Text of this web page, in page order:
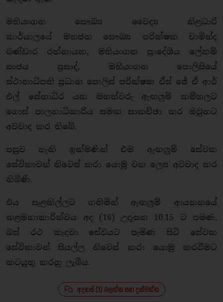
මහියංගන සෞඛ්‍ය වෛද්‍ය නිළධාරි
කාර්යාලයේ මහජන සෞඛ්‍ය පරික්ෂක චාමින්ද
බණ්ඩාර රත්නායක, මහියංගන ප්‍රාදේශීය ලේකම්
සංජය ප්‍රසාද්, මහියංගන පොලිසියේ
ස්ථානාධිපති ප්‍රධාන පොලිස් පරික්ෂක ඒස් ජේ ඒ ආර්
එල් සේනාධිර යන මහත්වරු ඇඟලුම් කම්හලට
ගොස් පාලනාධිකාරිය සමඟ සාකච්ඡා කර ඔවුනට
අවවාද කර තිබේ.
පසුව හැකි ඉක්මණින් එම ඇඟලුම් සේවක
සේවිකාවන් නිවෙස් කරා යොමු වන ලෙස අවවාද කර
තිබිණි.
එය සැළකිල්ලට ගනිමින් ඇඟලුම් ආයතනයේ
කළමනාකාරිත්වය අද (16) උදැසන 10.15 ට පමණ,
බස් රථ කැදවා සේවයට පැමිණ සිටි සේවක
සේවිකාවන් සියල්ල නිවෙස් කරා යොමු කරවීමට
කටයුතු කරනු ලැබීය.
අදහස් (3) බලන්න සහ දක්වන්න